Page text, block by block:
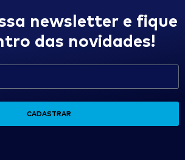
newsletter e fique
das novidades!
CADASTRAR